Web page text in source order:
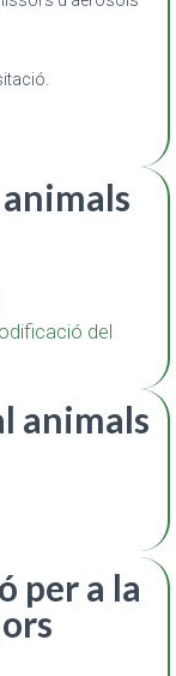
del
animals
per a la